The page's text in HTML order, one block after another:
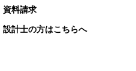
資料請求
設計士の方はこちらへ